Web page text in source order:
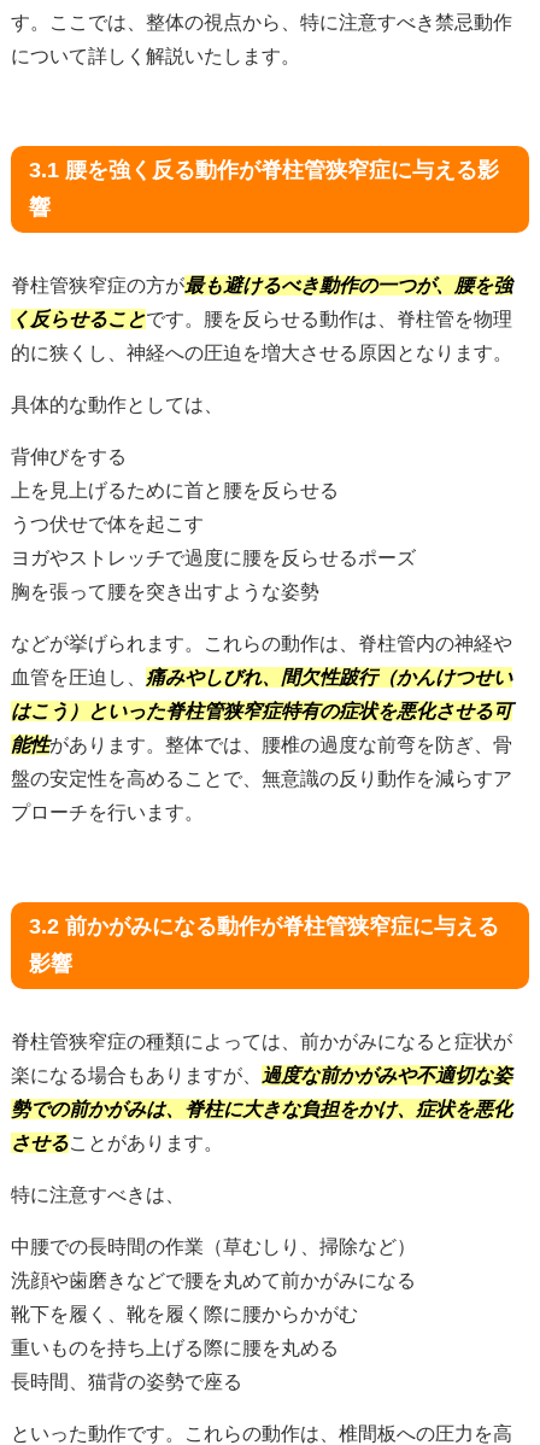
す。ここでは、整体の視点から、特に注意すべき禁忌動作
について詳しく解説いたします。
3.1 腰を強く反る動作が脊柱管狭窄症に与える影
響
脊柱管狭窄症の方が最も避けるべき動作の一つが、腰を強
く反らせることです。腰を反らせる動作は、脊柱管を物理
的に狭くし、神経への圧迫を増大させる原因となります。
具体的な動作としては、
背伸びをする
上を見上げるために首と腰を反らせる
うつ伏せで体を起こす
ヨガやストレッチで過度に腰を反らせるポーズ
胸を張って腰を突き出すような姿勢
などが挙げられます。これらの動作は、脊柱管内の神経や
血管を圧迫し、 痛みやしびれ、間欠性跛行（かんけつせい
はこう）といった脊柱管狭窄症特有の症状を悪化させる可
能性があります。整体では、腰椎の過度な前弯を防ぎ、骨
盤の安定性を高めることで、無意識の反り動作を減らすア
プローチを行います。
3.2 前かがみになる動作が脊柱管狭窄症に与える
影響
脊柱管狭窄症の種類によっては、前かがみになると症状が
楽になる場合もありますが、
過度な前かがみや不適切な姿
勢での前かがみは、脊柱に大きな負担をかけ、症状を悪化
させることがあります。
特に注意すべきは、
中腰での長時間の作業（草むしり、掃除など）
洗顔や歯磨きなどで腰を丸めて前かがみになる
靴下を履く、靴を履く際に腰からかがむ
重いものを持ち上げる際に腰を丸める
長時間、猫背の姿勢で座る
といった動作です。これらの動作は、椎間板への圧力を高